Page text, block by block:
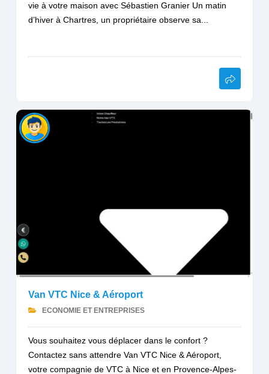
vie à votre maison avec Sébastien Granier Un matin
d’hiver à Chartres, un propriétaire observe sa...
Van VTC Nice & Aéroport
ECONOMIE ET ENTREPRISES
Vous souhaitez vous déplacer dans le confort ?
Contactez sans attendre Van VTC Nice & Aéroport,
votre compagnie de VTC à Nice et en Provence-Alpes-